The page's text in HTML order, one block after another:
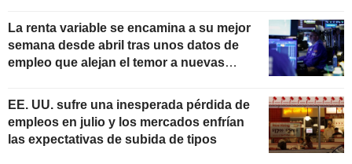
La renta variable se encamina a su mejor
semana desde abril tras unos datos de
empleo que alejan el temor a nuevas
EE. UU. sufre una inesperada pérdida de
empleos en julio y los mercados enfrían
las expectativas de subida de tipos